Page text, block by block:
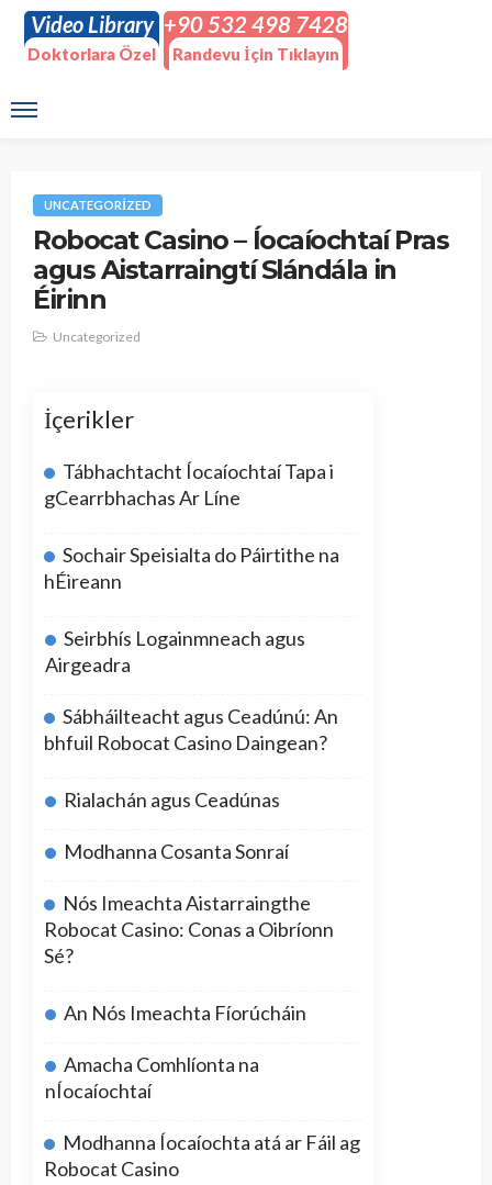
Video Library
Doktorlara Özel
+90 532 498 7428
Randevu İçin Tıklayın
UNCATEGORIZED
Robocat Casino – Íocaíochtaí Pras
agus Aistarraingtí Slándála in
Éirinn
Uncategorized
İçerikler
Tábhachtacht Íocaíochtaí Tapa i
gCearrbhachas Ar Líne
Sochair Speisialta do Páirtithe na
hÉireann
Seirbhís Logainmneach agus
Airgeadra
Sábháilteacht agus Ceadúnú: An
bhfuil Robocat Casino Daingean?
Rialachán agus Ceadúnas
Modhanna Cosanta Sonraí
Nós Imeachta Aistarraingthe
Robocat Casino: Conas a Oibríonn
Sé?
An Nós Imeachta Fíorúcháin
Amacha Comhlíonta na
nÍocaíochtaí
Modhanna Íocaíochta atá ar Fáil ag
Robocat Casino